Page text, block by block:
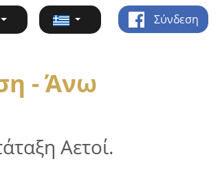
Σύνδεση
- Άνω
Αετοί.